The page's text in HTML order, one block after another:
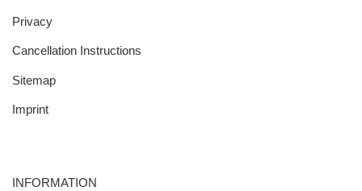
Privacy
Cancellation Instructions
Sitemap
Imprint
INFORMATION